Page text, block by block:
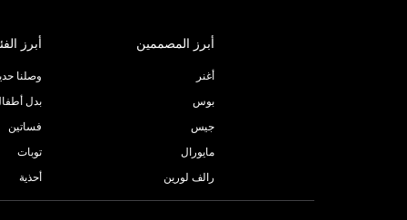
أبرز المصممين
أغنر
بوس
جيس
مايورال
رالف لورين
أبرز
وصلنا
بدل
فساتين
توبات
أحذية